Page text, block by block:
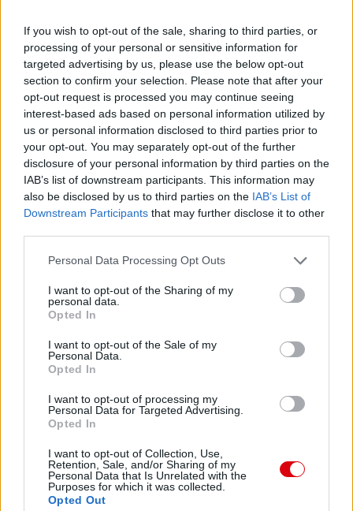
If you wish to opt-out of the sale, sharing to third parties, or
processing of your personal or sensitive information for
targeted advertising by us, please use the below opt-out
section to confirm your selection. Please note that after your
opt-out request is processed you may continue seeing
interest-based ads based on personal information utilized by
us or personal information disclosed to third parties prior to
your opt-out. You may separately opt-out of the further
disclosure of your personal information by third parties on the
IAB’s list of downstream participants. This information may
also be disclosed by us to third parties on the IAB’s List of
Downstream Participants that may further disclose it to other
Please note that this website/app uses one or more Google
not limited to your visit or usage behaviour. You may click to
grant or deny consent to Google and its third-party tags to
use your data for below specified purposes in below Google
consent section.
Personal Data Processing Opt Outs
I want to opt-out of the Sharing of my
personal data.
Opted In
I want to opt-out of the Sale of my
Personal Data.
Opted In
I want to opt-out of processing my
Personal Data for Targeted Advertising.
Opted In
I want to opt-out of Collection, Use,
Retention, Sale, and/or Sharing of my
Personal Data that Is Unrelated with the
Purposes for which it was collected.
Opted Out